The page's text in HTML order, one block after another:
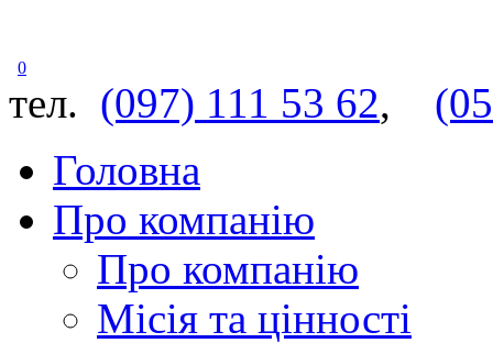
0
тел. (097) 111 53 62,
Головна
Про компанію
Про компанію
Місія та цінності